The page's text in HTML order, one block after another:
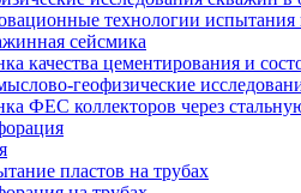
технологии испытания
сейсмика
качества цементирования и
геофизические
ФЕС коллекторов через
пластов на трубах